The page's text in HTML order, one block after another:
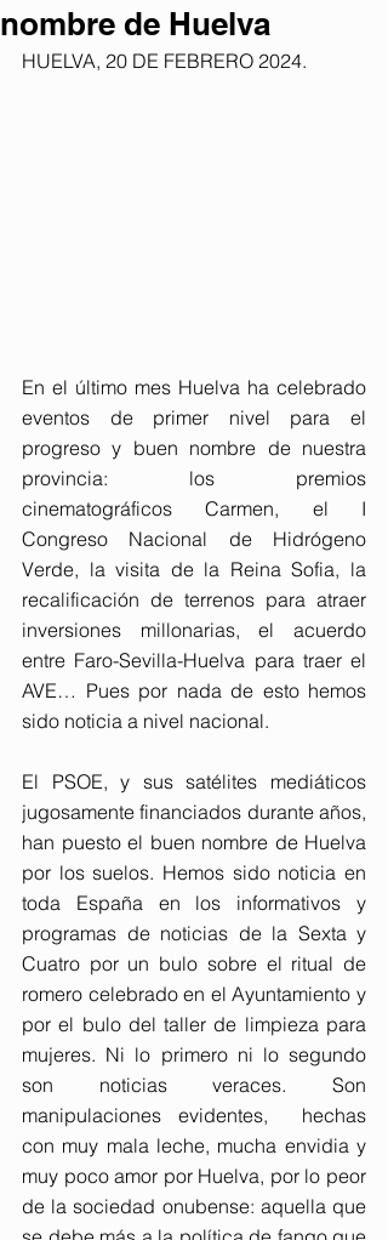
nombre de Huelva
HUELVA, 20 DE FEBRERO 2024.
En el último mes Huelva ha celebrado
eventos de primer nivel para el
progreso y buen nombre de nuestra
provincia: los premios
cinematográficos Carmen, el I
Congreso Nacional de Hidrógeno
Verde, la visita de la Reina Sofia, la
recalificación de terrenos para atraer
inversiones millonarias, el acuerdo
entre Faro-Sevilla-Huelva para traer el
AVE… Pues por nada de esto hemos
sido noticia a nivel nacional.
El PSOE, y sus satélites mediáticos
jugosamente financiados durante años,
han puesto el buen nombre de Huelva
por los suelos. Hemos sido noticia en
toda España en los informativos y
programas de noticias de la Sexta y
Cuatro por un bulo sobre el ritual de
romero celebrado en el Ayuntamiento y
por el bulo del taller de limpieza para
mujeres. Ni lo primero ni lo segundo
son noticias veraces. Son
manipulaciones evidentes,  hechas
con muy mala leche, mucha envidia y
muy poco amor por Huelva, por lo peor
de la sociedad onubense: aquella que